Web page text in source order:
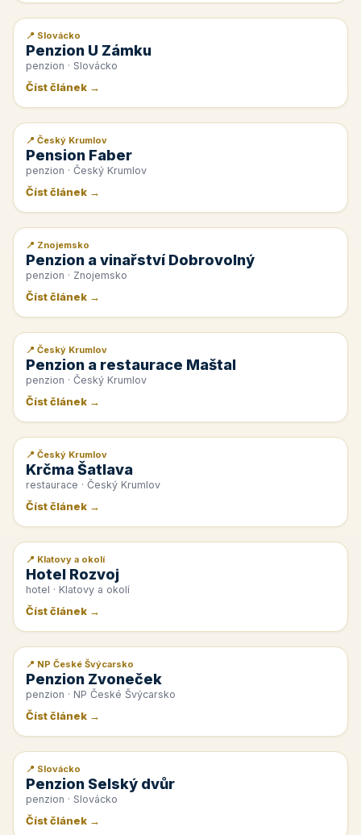
📰 PR článek
📍 Slovácko
Penzion U Zámku
penzion · Slovácko
Číst článek →
📰 PR článek
📍 Český Krumlov
Pension Faber
penzion · Český Krumlov
Číst článek →
📰 PR článek
📍 Znojemsko
Penzion a vinařství Dobrovolný
penzion · Znojemsko
Číst článek →
📰 PR článek
📍 Český Krumlov
Penzion a restaurace Maštal
penzion · Český Krumlov
Číst článek →
📰 PR článek
📍 Český Krumlov
Krčma Šatlava
restaurace · Český Krumlov
Číst článek →
📰 PR článek
📍 Klatovy a okolí
Hotel Rozvoj
hotel · Klatovy a okolí
Číst článek →
📰 PR článek
📍 NP České Švýcarsko
Penzion Zvoneček
penzion · NP České Švýcarsko
Číst článek →
📰 PR článek
📍 Slovácko
Penzion Selský dvůr
penzion · Slovácko
Číst článek →